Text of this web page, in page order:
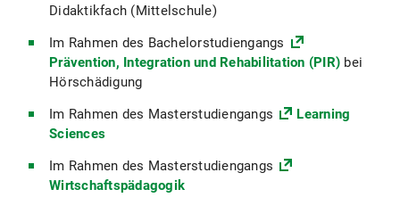
Didaktikfach (Mittelschule)
Im Rahmen des Bachelorstudiengangs
Prävention, Integration und Rehabilitation (PIR) bei
Hörschädigung
Im Rahmen des Masterstudiengangs
Learning
Sciences
Im Rahmen des Masterstudiengangs
Wirtschaftspädagogik